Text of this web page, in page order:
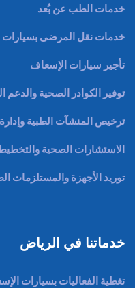
خدمات الطب عن بُعد
خدمات نقل المرضى بسيارات
تأجير سيارات الإسعاف
توفير الكوادر الصحية والدعم
ترخيص المنشآت الطبية
الاستشارات الصحية
توريد الأجهزة والمستلزمات
خدماتنا في الرياض
تغطية الفعاليات بسيارات